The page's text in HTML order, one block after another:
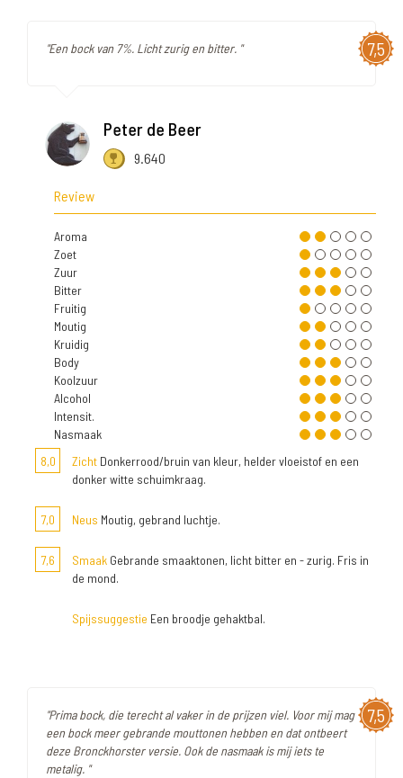
7,5
"Een bock van 7%. Licht zurig en bitter. "
Peter de Beer
9.640
Review
Aroma
Zoet
Zuur
Bitter
Fruitig
Moutig
Kruidig
Body
Koolzuur
Alcohol
Intensit.
Nasmaak
8,0
Zicht Donkerrood/bruin van kleur, helder vloeistof en een
donker witte schuimkraag.
7,0 Neus Moutig, gebrand luchtje.
7,6 Smaak Gebrande smaaktonen, licht bitter en - zurig. Fris in
de mond.
Spijssuggestie Een broodje gehaktbal.
7,5
"Prima bock, die terecht al vaker in de prijzen viel. Voor mij mag
een bock meer gebrande mouttonen hebben en dat ontbeert
deze Bronckhorster versie. Ook de nasmaak is mij iets te
metalig. "